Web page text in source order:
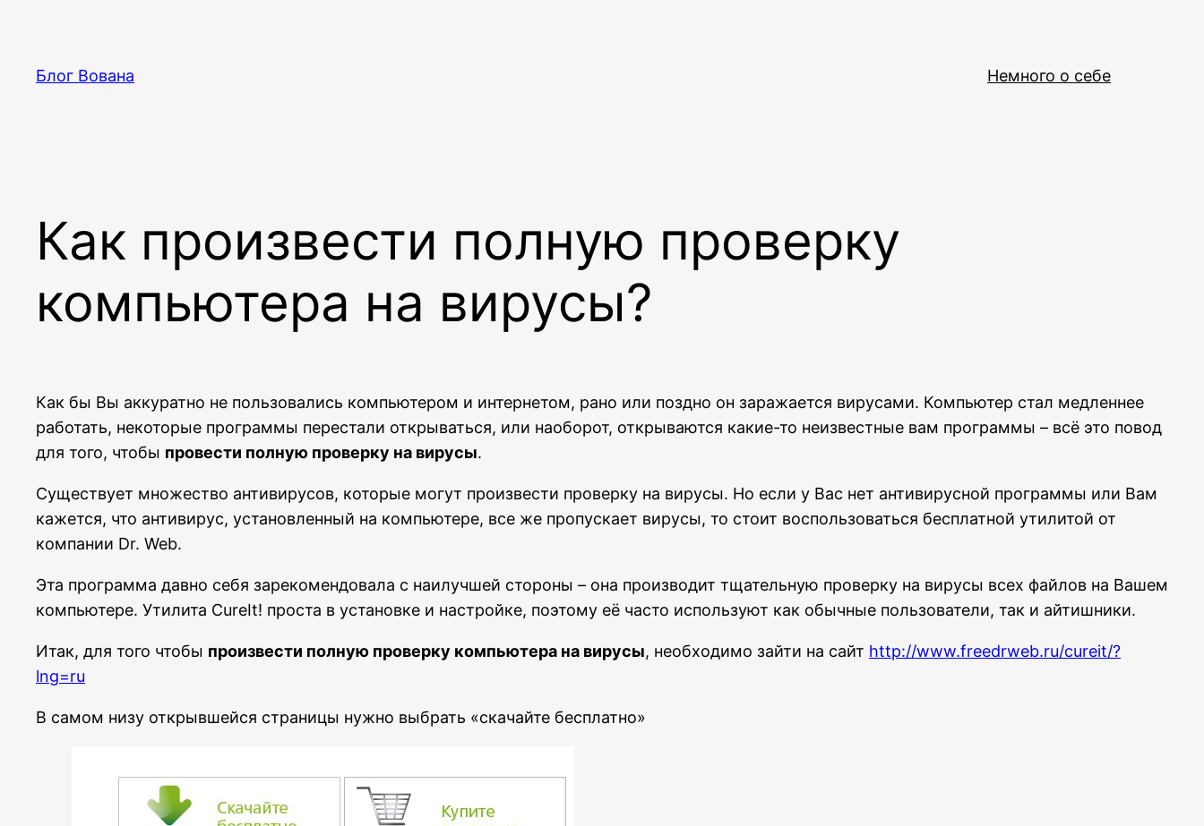
содержимому
Блог Вована Немного о себе
Как произвести полную проверку
компьютера на вирусы?
Как бы Вы аккуратно не пользовались компьютером и интернетом, рано или поздно он заражается вирусами. Компьютер стал медленнее
работать, некоторые программы перестали открываться, или наоборот, открываются какие-то неизвестные вам программы – всё это повод
для того, чтобы провести полную проверку на вирусы.
Существует множество антивирусов, которые могут произвести проверку на вирусы. Но если у Вас нет антивирусной программы или Вам
кажется, что антивирус, установленный на компьютере, все же пропускает вирусы, то стоит воспользоваться бесплатной утилитой от
компании Dr. Web.
Эта программа давно себя зарекомендовала с наилучшей стороны – она производит тщательную проверку на вирусы всех файлов на Вашем
компьютере. Утилита CureIt! проста в установке и настройке, поэтому её часто используют как обычные пользователи, так и айтишники.
Итак, для того чтобы произвести полную проверку компьютера на вирусы, необходимо зайти на сайт http://www.freedrweb.ru/cureit/?
lng=ru
В самом низу открывшейся страницы нужно выбрать «скачайте бесплатно»